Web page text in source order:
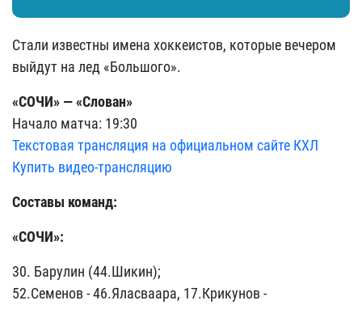
​Стали известны имена хоккеистов, которые вечером
выйдут на лед «Большого».
«СОЧИ» — «Слован»
Начало матча: 19:30
Текстовая трансляция на официальном сайте КХЛ
Купить видео-трансляцию
Составы команд:
«СОЧИ»:
30. Барулин (44.Шикин);
52.Семенов - 46.Яласваара, 17.Крикунов -